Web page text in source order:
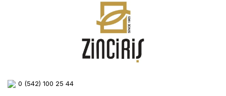
0 (542) 100 25 44